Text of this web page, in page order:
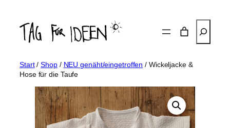
Inhalt
springen
Start/Shop/ NEU genäht/eingetroffen / Wickeljacke &
Hose für die Taufe